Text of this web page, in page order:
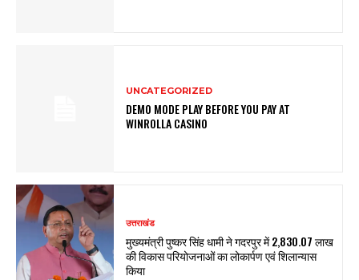
UNCATEGORIZED
DEMO MODE PLAY BEFORE YOU PAY AT
WINROLLA CASINO
उत्तराखंड
मुख्यमंत्री पुष्कर सिंह धामी ने गदरपुर में ₹2,830.07 लाख
की विकास परियोजनाओं का लोकार्पण एवं शिलान्यास
किया